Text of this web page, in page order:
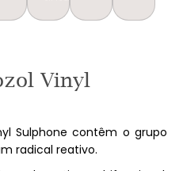
Vinyl
Sulphone contêm o grupo
radical reativo.